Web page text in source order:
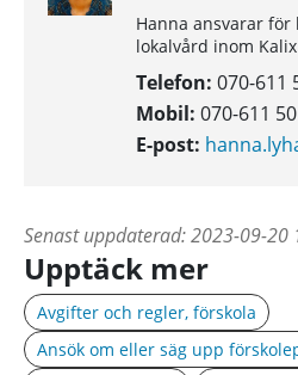
Hanna ansvarar för
lokalvård inom
Telefon: 070-611
Mobil: 070-611
E-post:
Senast uppdaterad:2023-09-20
Upptäck mer
Avgifter och regler, förskola
Ansök om eller säg upp